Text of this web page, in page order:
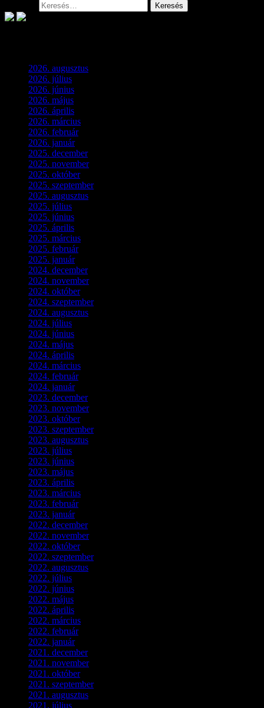
2026. augusztus
2026. július
2026. június
2026. május
2026. április
2026. március
2026. február(4)
2026. január(2)
2025. december(4)
2025. november(3)
2025. október(3)
2025. szeptember(5)
2025. augusztus
2025. július
2025. június
2025. április
2025. március
2025. február(7)
2025. január(3)
2024. december(3)
2024. november(7)
2024. október(6)
2024. szeptember(4)
2024. augusztus
2024. július
2024. június
2024. május
2024. április
2024. március
2024. február(9)
2024. január(3)
2023. december(1)
2023. november(1)
2023. október(5)
2023. szeptember(3)
2023. augusztus
2023. július
2023. június
2023. május
2023. április
2023. március
2023. február(4)
2023. január(1)
2022. december(2)
2022. november(4)
2022. október(8)
2022. szeptember(9)
2022. augusztus
2022. július
2022. június
2022. május
2022. április
2022. március
2022. február(4)
2022. január(3)
2021. december(2)
2021. november(5)
2021. október(8)
2021. szeptember(4)
2021. augusztus
2021. július